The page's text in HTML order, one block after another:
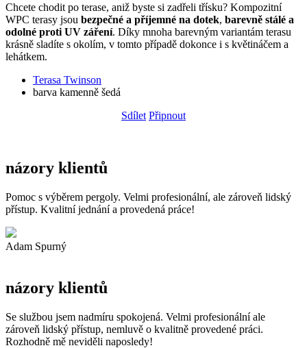
Chcete chodit po terase, aniž byste si zadřeli třísku? Kompozitní
WPC terasy jsou bezpečné a příjemné na dotek, barevně stálé a
odolné proti UV záření. Díky mnoha barevným variantám terasu
krásně sladíte s okolím, v tomto případě dokonce i s květináčem a
lehátkem.
Terasa Twinson
barva kamenně šedá
Sdílet Připnout
názory klientů
Pomoc s výběrem pergoly. Velmi profesionální, ale zároveň lidský
přístup. Kvalitní jednání a provedená práce!
Adam Spurný
názory klientů
Se službou jsem nadmíru spokojená. Velmi profesionální ale
zároveň lidský přístup, nemluvě o kvalitně provedené práci.
Rozhodně mě neviděli naposledy!